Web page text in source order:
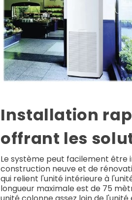
Installation
offrant les
Le système peut facilement être
construction neuve et de
qui relient l'unité intérieure à
longueur maximale est de 75